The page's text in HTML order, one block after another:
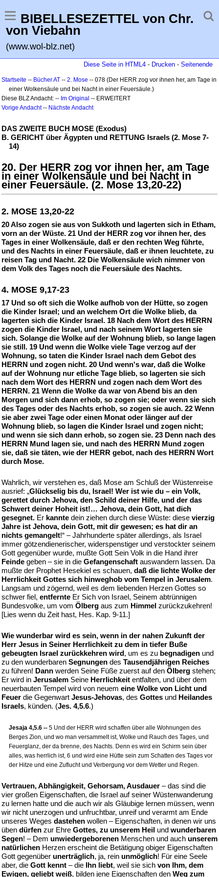
BIBELLESEZETTEL von Chr.
von Viebahn
(www.wol-blz.net)
Diese Seite in HTML4 - Drucken - Seitenende
Startseite -- Bücher AT -- 2. Mose -- 078 (Der HERR zog vor ihnen her, am Tage in
einer Wolkensäule und bei Nacht in einer Feuersäule.)
Diese BLZ Andacht: -- Im Original -- ERWEITERT
Vorige Andacht-- Nächste Andacht
DAS ZWEITE BUCH MOSE (Exodus)
B. GERICHT über Ägypten und RETTUNG Israels (2. Mose 7-
14)
20. Der HERR zog vor ihnen her, am Tage
in einer Wolkensäule und bei Nacht in
einer Feuersäule. (2. Mose 13,20-22)
2. MOSE 13,20-22
20 Also zogen sie aus von Sukkoth und lagerten sich in Etham,
vorn an der Wüste. 21 Und der HERR zog vor ihnen her, des
Tages in einer Wolkensäule, daß er den rechten Weg führte,
und des Nachts in einer Feuersäule, daß er ihnen leuchtete, zu
reisen Tag und Nacht. 22 Die Wolkensäule wich nimmer von
dem Volk des Tages noch die Feuersäule des Nachts.
4. MOSE 9,17-23
17 Und so oft sich die Wolke aufhob von der Hütte, so zogen
die Kinder Israel; und an welchem Ort die Wolke blieb, da
lagerten sich die Kinder Israel. 18 Nach dem Wort des HERRN
zogen die Kinder Israel, und nach seinem Wort lagerten sie
sich. Solange die Wolke auf der Wohnung blieb, so lange lagen
sie still. 19 Und wenn die Wolke viele Tage verzog auf der
Wohnung, so taten die Kinder Israel nach dem Gebot des
HERRN und zogen nicht. 20 Und wenn's war, daß die Wolke
auf der Wohnung nur etliche Tage blieb, so lagerten sie sich
nach dem Wort des HERRN und zogen nach dem Wort des
HERRN. 21 Wenn die Wolke da war von Abend bis an den
Morgen und sich dann erhob, so zogen sie; oder wenn sie sich
des Tages oder des Nachts erhob, so zogen sie auch. 22 Wenn
sie aber zwei Tage oder einen Monat oder länger auf der
Wohnung blieb, so lagen die Kinder Israel und zogen nicht;
und wenn sie sich dann erhob, so zogen sie. 23 Denn nach des
HERRN Mund lagen sie, und nach des HERRN Mund zogen
sie, daß sie täten, wie der HERR gebot, nach des HERRN Wort
durch Mose.
Wahrlich, wir verstehen es, daß Mose am Schluß der Wüstenreise
ausrief: „Glückselig bis du, Israel! Wer ist wie du – ein Volk,
gerettet durch Jehova, den Schild deiner Hilfe, und der das
Schwert deiner Hoheit ist!… Jehova, dein Gott, hat dich
gesegnet. Er kannte dein ziehen durch diese Wüste: diese vierzig
Jahre ist Jehova, dein Gott, mit dir gewesen; es hat dir an
nichts gemangelt!“ – Jahrhunderte später allerdings, als Israel
immer götzendienerischer, widerspenstiger und verstockter seinem
Gott gegenüber wurde, mußte Gott Sein Volk in die Hand ihrer
Feinde geben – sie in die Gefangenschaft auswandern lassen. Da
mußte der Prophet Hesekiel es schauen, daß die lichte Wolke der
Herrlichkeit Gottes sich hinweghob vom Tempel in Jerusalem.
Langsam und zögernd, weil es dem liebenden Herzen Gottes so
schwer fiel, entfernte Er Sich von Israel, Seinem abtrünnigen
Bundesvolke, um vom Ölberg aus zum Himmel zurückzukehren!
[Lies wenn du Zeit hast, Hes. Kap. 9-11.]
Wie wunderbar wird es sein, wenn in der nahen Zukunft der
Herr Jesus in Seiner Herrlichkeit zu dem in tiefer Buße
gebeugten Israel zurückkehren wird, um es zu begnadigen und
zu den wunderbaren Segnungen des Tausendjährigen Reiches
zu führen! Dann werden Seine Füße zuerst auf den Ölberg stehen;
Er wird in Jerusalem Seine Herrlichkeit entfalten, und über dem
neuerbauten Tempel wird von neuem eine Wolke von Licht und
Feuer die Gegenwart Jesus-Jehovas, des Gottes und Heilandes
Israels, künden. (Jes. 4,5.6.)
Jesaja 4,5.6 -- 5 Und der HERR wird schaffen über alle Wohnungen des
Berges Zion, und wo man versammelt ist, Wolke und Rauch des Tages, und
Feuerglanz, der da brenne, des Nachts. Denn es wird ein Schirm sein über
alles, was herrlich ist, 6 und wird eine Hütte sein zum Schatten des Tages vor
der Hitze und eine Zuflucht und Verbergung vor dem Wetter und Regen.
Vertrauen, Abhängigkeit, Gehorsam, Ausdauer – das sind die
vier großen Eigenschaften, die Israel auf seiner Wüstenwanderung
zu lernen hatte und die auch wir als Gläubige lernen müssen, wenn
wir nicht unerzogen und unfruchtbar, unreif und verarmt am Ende
unseres Weges dastehen wollen – Eigenschaften, in denen wir uns
üben dürfen zur Ehre Gottes, zu unserem Heil und wunderbaren
Segen! – Dem unwiedergeborenen Menschen und auch unserem
natürlichen Herzen erscheint die Betätigung obiger Eigenschaften
Gott gegenüber unerträglich, ja, rein unmöglich! Für eine Seele
aber, die Gott kennt – die Ihn liebt, weil sie sich von Ihm, dem
Ewigen, geliebt weiß, bilden jene Eigenschaften den Weg zum